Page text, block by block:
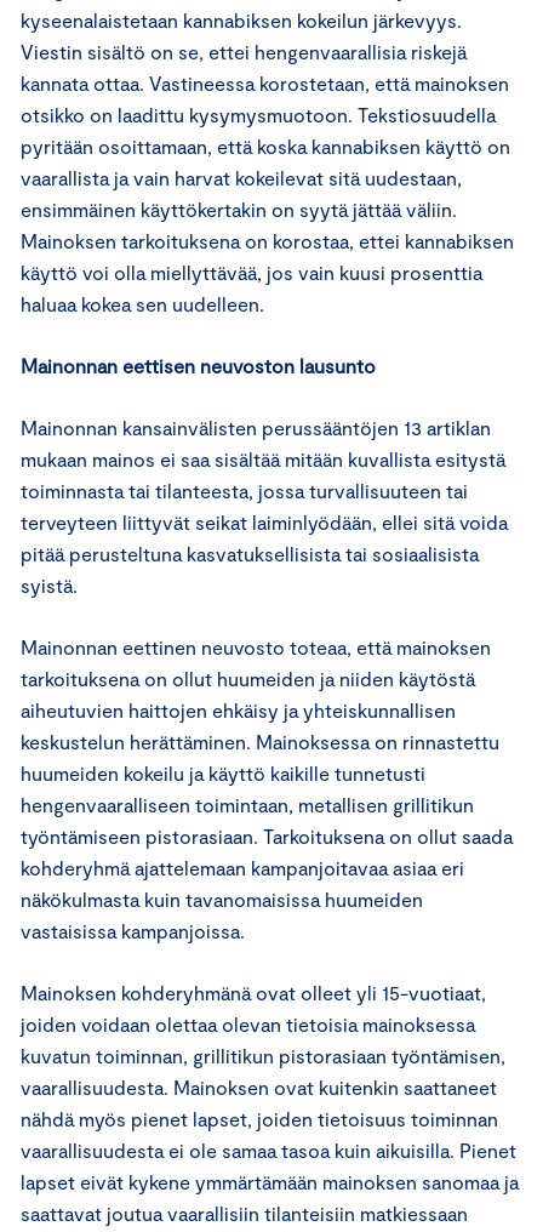
kyseenalaistetaan kannabiksen kokeilun järkevyys.
Viestin sisältö on se, ettei hengenvaarallisia riskejä
kannata ottaa. Vastineessa korostetaan, että mainoksen
otsikko on laadittu kysymysmuotoon. Tekstiosuudella
pyritään osoittamaan, että koska kannabiksen käyttö on
vaarallista ja vain harvat kokeilevat sitä uudestaan,
ensimmäinen käyttökertakin on syytä jättää väliin.
Mainoksen tarkoituksena on korostaa, ettei kannabiksen
käyttö voi olla miellyttävää, jos vain kuusi prosenttia
haluaa kokea sen uudelleen.
Mainonnan eettisen neuvoston lausunto
Mainonnan kansainvälisten perussääntöjen 13 artiklan
mukaan mainos ei saa sisältää mitään kuvallista esitystä
toiminnasta tai tilanteesta, jossa turvallisuuteen tai
terveyteen liittyvät seikat laiminlyödään, ellei sitä voida
pitää perusteltuna kasvatuksellisista tai sosiaalisista
syistä.
Mainonnan eettinen neuvosto toteaa, että mainoksen
tarkoituksena on ollut huumeiden ja niiden käytöstä
aiheutuvien haittojen ehkäisy ja yhteiskunnallisen
keskustelun herättäminen. Mainoksessa on rinnastettu
huumeiden kokeilu ja käyttö kaikille tunnetusti
hengenvaaralliseen toimintaan, metallisen grillitikun
työntämiseen pistorasiaan. Tarkoituksena on ollut saada
kohderyhmä ajattelemaan kampanjoitavaa asiaa eri
näkökulmasta kuin tavanomaisissa huumeiden
vastaisissa kampanjoissa.
Mainoksen kohderyhmänä ovat olleet yli 15-vuotiaat,
joiden voidaan olettaa olevan tietoisia mainoksessa
kuvatun toiminnan, grillitikun pistorasiaan työntämisen,
vaarallisuudesta. Mainoksen ovat kuitenkin saattaneet
nähdä myös pienet lapset, joiden tietoisuus toiminnan
vaarallisuudesta ei ole samaa tasoa kuin aikuisilla. Pienet
lapset eivät kykene ymmärtämään mainoksen sanomaa ja
saattavat joutua vaarallisiin tilanteisiin matkiessaan